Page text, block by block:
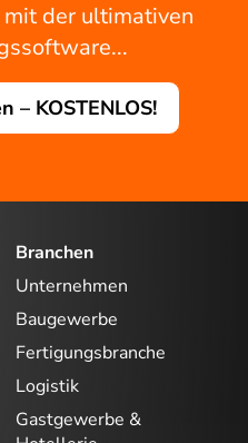
der ultimativen
– KOSTENLOS!
Branchen
Unternehmen
Baugewerbe
Fertigungsbranche
Logistik
Gastgewerbe &